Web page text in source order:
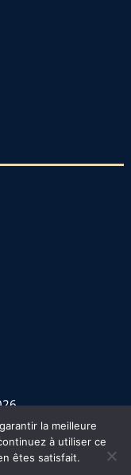
bâtir (33, 40)
Confidentialité
la meilleure
à utiliser ce
êtes satisfait.